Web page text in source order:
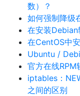
数）？
如何强制降级
在安装
在CentOS中
Ubuntu /
官方在线
iptables：
之间的区别